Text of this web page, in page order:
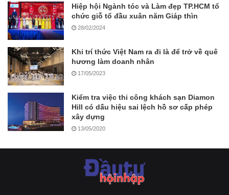
Hiệp hội Ngành tóc và Làm đẹp TP.HCM tổ
chức giỗ tổ đầu xuân năm Giáp thìn
28/02/2024
Khi trí thức Việt Nam ra đi là để trở về quê
hương làm doanh nhân
17/05/2023
Kiểm tra việc thi công khách sạn Diamon
Hill có dấu hiệu sai lệch hồ sơ cấp phép
xây dựng
13/05/2020